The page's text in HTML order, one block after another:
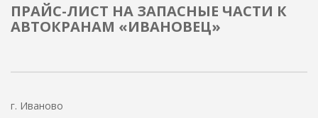
ПРАЙС-ЛИСТ НА ЗАПАСНЫЕ ЧАСТИ К
АВТОКРАНАМ «ИВАНОВЕЦ»
г. Иваново